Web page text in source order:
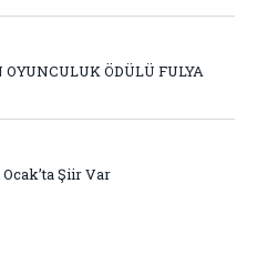
ÖDÜLÜ FULYA
Şiir Var